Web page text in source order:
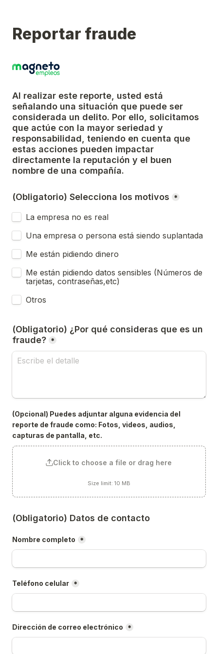
Reportar fraude
Al realizar este reporte, usted está
señalando una situación que puede ser
considerada un delito. Por ello, solicitamos
que actúe con la mayor seriedad y
responsabilidad, teniendo en cuenta que
estas acciones pueden impactar
directamente la reputación y el buen
nombre de una compañía.
(Obligatorio) Selecciona los motivos *
La empresa no es real
Una empresa o persona está siendo suplantada
Me están pidiendo dinero
Me están pidiendo datos sensibles (Números de
tarjetas, contraseñas,etc)
Otros
(Obligatorio) ¿Por qué consideras que es un
fraude? *
(Opcional) Puedes adjuntar alguna evidencia del
reporte de fraude como: Fotos, videos, audios,
capturas de pantalla, etc.
Click to choose a file or drag here
Size limit: 10 MB
(Obligatorio) Datos de contacto
Nombre completo *
Teléfono celular *
Dirección de correo electrónico *